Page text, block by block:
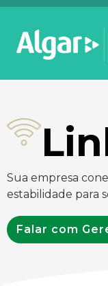
Sua empresa
estabilidade para
Falar com